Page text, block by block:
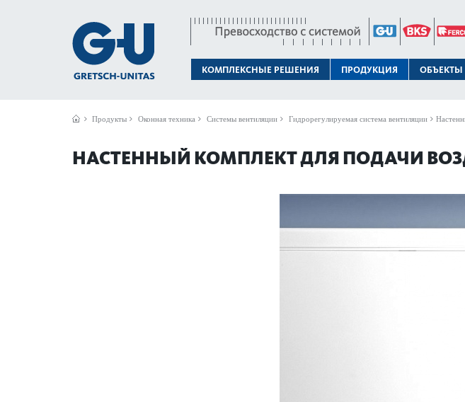
КОМПЛЕКСНЫЕ РЕШЕНИЯ ПРОДУКЦИЯ ОБЪЕКТЫ
Продукты Оконная техника Системы вентиляции Гидрорегулируемая система вентиляции
НАСТЕННЫЙ КОМПЛЕКТ ДЛЯ ПОДАЧИ